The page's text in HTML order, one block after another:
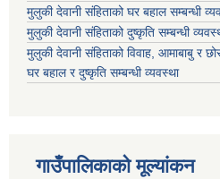
मुलुकी देवानी संहिताको घर बहाल सम्बन्धी
मुलुकी देवानी संहिताको दुष्कृति सम्बन्धी
मुलुकी देवानी संहिताको विवाह, आमाबाबु र
घर बहाल र दुष्कृति सम्बन्धी व्यवस्था
गाउँपालिकाको मूल्यांकन